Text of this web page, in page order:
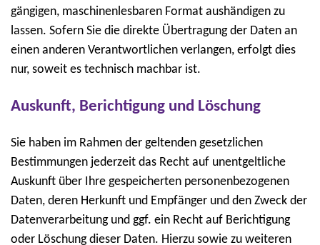
gängigen, maschinenlesbaren Format aushändigen zu
lassen. Sofern Sie die direkte Übertragung der Daten an
einen anderen Verantwortlichen verlangen, erfolgt dies
nur, soweit es technisch machbar ist.
Auskunft, Berichtigung und Löschung
Sie haben im Rahmen der geltenden gesetzlichen
Bestimmungen jederzeit das Recht auf unentgeltliche
Auskunft über Ihre gespeicherten personenbezogenen
Daten, deren Herkunft und Empfänger und den Zweck der
Datenverarbeitung und ggf. ein Recht auf Berichtigung
oder Löschung dieser Daten. Hierzu sowie zu weiteren